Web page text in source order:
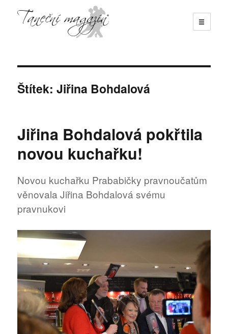
☰
Štítek:Jiřina Bohdalová
Jiřina Bohdalová pokřtila
novou kuchařku!
Novou kuchařku Prababičky pravnoučatům
věnovala Jiřina Bohdalová svému
pravnukovi